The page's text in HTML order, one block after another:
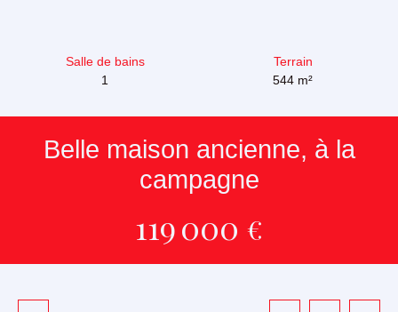
Salle de bains
1
Terrain
544 m²
Belle maison ancienne, à la
campagne
119 000 €